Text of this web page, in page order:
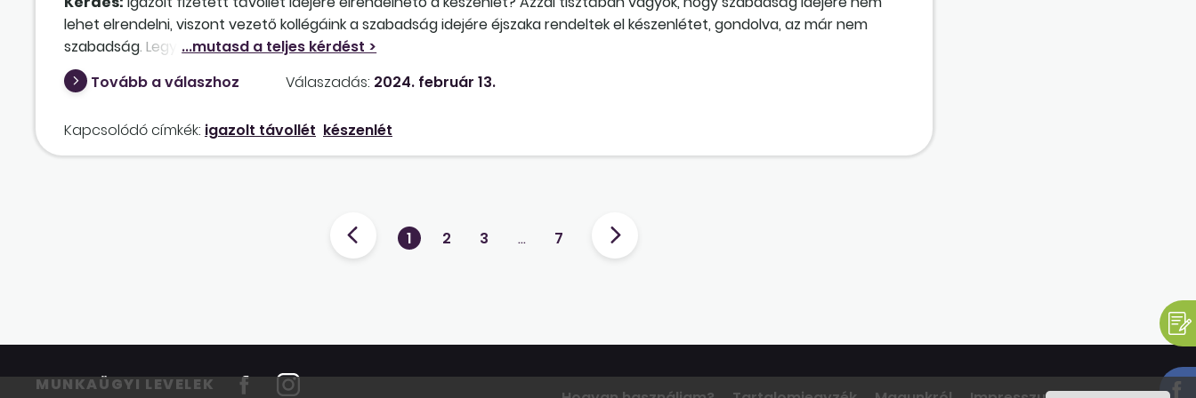
lehet elrendelni, viszont vezető kollégáink a szabadság idejére éjszaka rendeltek el készenlétet, gondolva, az már nem
szabadság. Legyenek szívesek megerősíteni, hogy ez sem helyes így.
Tovább a válaszhoz
Válaszadás: 2024. február 13.
Kapcsolódó címkék: igazolt távollét készenlét
1 2 3 … 7
MUNKAÜGYI LEVELEK